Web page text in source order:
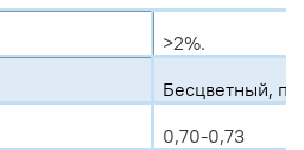
>2%.
Бесцветный,
0,70-0,73